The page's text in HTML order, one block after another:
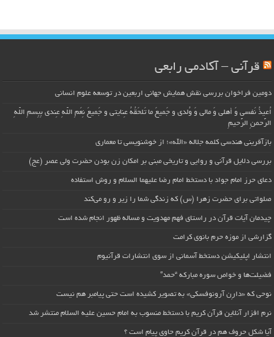
قرآنی – آکادمی رابعی
دومین فراخوان بررسی نقش همایش جهانی اربعین در توسعه علوم انسانی
اُعیذُ نَفسی وَ أهلی وَ مالی وَ وُلدی و جَمیعَ ما تَلحَقُهُ عِنایتی و جَمیعَ نِعَمِ اللّهِ عِندی بِبِسمِ اللّهِ
الرَّحمنِ الرَّحیمِ
بازآفرینی هندسی کلمه جلاله «الله»؛ از خوشنویسی تا معماری
بررسی دلایل قرآنی و روایی و تاریخی مبنی بر امکان زن بودن حضرت ولی عصر (عج)
دعای حرز امام جواد با دستخط امام رضا علیهما السلام و روش استفاده
صلواتی برای حضرت زهرا (س) که زندگی شما را زیر و رو می‌کند
چیدمان آیات قرآن در راستای فهم مهدویت و مساله ظهور انجام شده است
گزارشی از موزه حرم بانوی کرامت
انتشار اپلیکیشن دستخط آسمانی از سوی انتشارات قرآنیوم
فضیلت‌ها و خواص سوره مبارکه “حمد”
نوحی که «دارِن آرونوفسکی» به تصویر کشیده است حتی پیامبر هم نیست
نرم افزار آنلاین قرآن کریم با دستخط منسوب به امام حسین علیه السلام منتشر شد
آیا شکل حروف هم در قرآن کریم حاوی پیام است ؟